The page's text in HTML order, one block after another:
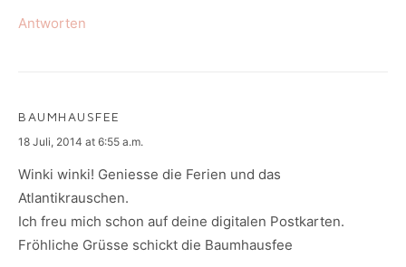
Antworten
BAUMHAUSFEE
says:
18 Juli, 2014 at 6:55 a.m.
Winki winki! Geniesse die Ferien und das
Atlantikrauschen.
Ich freu mich schon auf deine digitalen Postkarten.
Fröhliche Grüsse schickt die Baumhausfee